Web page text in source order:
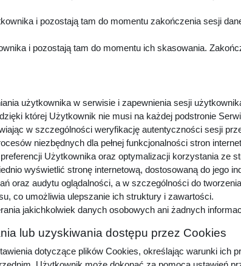
i pozostają tam do momentu zakończenia sesji
i pozostają tam do momentu ich skasowania.
użytkownika w serwisie i zapewnienia sesji
której Użytkownik nie musi na każdej podstronie
w szczególności weryfikację autentyczności sesji
niezbędnych dla pełnej funkcjonalności stron
Użytkownika oraz optymalizacji korzystania ze
wyświetlić stronę internetową, dostosowaną do jego
oraz audytu oglądalności, a w szczególności do
co umożliwia ulepszanie ich struktury i zawartości.
jakichkolwiek danych osobowych ani żadnych
lub uzyskiwania dostępu przez Cookies
dotyczące plików Cookies, określając warunki ich